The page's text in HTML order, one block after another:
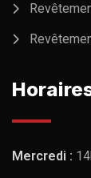
Mercredi :